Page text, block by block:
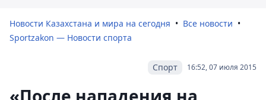
Новости Казахстана и мира на сегодня
Все новости
Sportzakon — Новости спорта
16:52, 07 июля 2015
Спорт